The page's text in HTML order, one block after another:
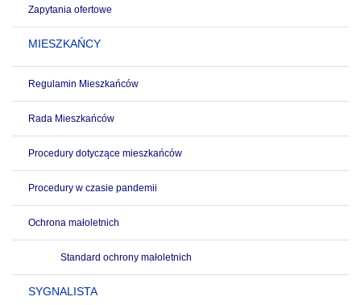
Zapytania ofertowe
MIESZKAŃCY
Regulamin Mieszkańców
Rada Mieszkańców
Procedury dotyczące mieszkańców
Procedury w czasie pandemii
Ochrona małoletnich
Standard ochrony małoletnich
SYGNALISTA